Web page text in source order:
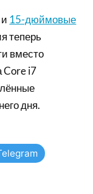
15-дюймовые
теперь
вместо
Core i7
дня.